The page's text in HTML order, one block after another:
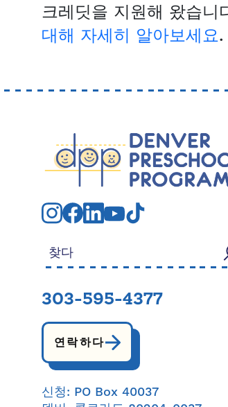
크레딧을 지원해 왔습니
대해 자세히 알아보세요.
검색:
303-595-4377
연락하다
신청: PO Box 40037